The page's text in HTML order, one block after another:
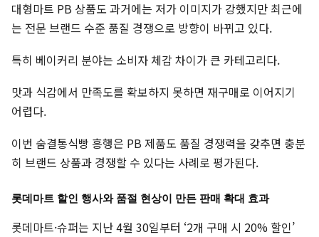
대형마트 PB 상품도 과거에는 저가 이미지가 강했지만 최근에
는 전문 브랜드 수준 품질 경쟁으로 방향이 바뀌고 있다.
특히 베이커리 분야는 소비자 체감 차이가 큰 카테고리다.
맛과 식감에서 만족도를 확보하지 못하면 재구매로 이어지기
어렵다.
이번 숨결통식빵 흥행은 PB 제품도 품질 경쟁력을 갖추면 충분
히 브랜드 상품과 경쟁할 수 있다는 사례로 평가된다.
롯데마트 할인 행사와 품절 현상이 만든 판매 확대 효과
롯데마트·슈퍼는 지난 4월 30일부터 ‘2개 구매 시 20% 할인’